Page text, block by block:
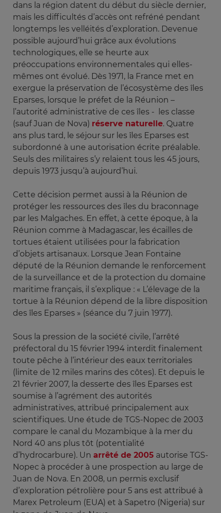
dans la région datent du début du siècle dernier,
mais les difficultés d’accès ont refréné pendant
longtemps les velléités d’exploration. Devenue
possible aujourd’hui grâce aux évolutions
technologiques, elle se heurte aux
préoccupations environnementales qui elles-
mêmes ont évolué. Dès 1971, la France met en
exergue la préservation de l’écosystème des îles
Eparses, lorsque le préfet de la Réunion –
l’autorité administrative de ces îles - les classe
(sauf Juan de Nova) réserve naturelle. Quatre
ans plus tard, le séjour sur les îles Eparses est
subordonné à une autorisation écrite préalable.
Seuls des militaires s’y relaient tous les 45 jours,
depuis 1973 jusqu’à aujourd’hui.
Cette décision permet aussi à la Réunion de
protéger les ressources des îles du braconnage
par les Malgaches. En effet, à cette époque, à la
Réunion comme à Madagascar, les écailles de
tortues étaient utilisées pour la fabrication
d’objets artisanaux. Lorsque Jean Fontaine
député de la Réunion demande le renforcement
de la surveillance et de la protection du domaine
maritime français, il s’explique : « L’élevage de la
tortue à la Réunion dépend de la libre disposition
des îles Eparses » (séance du 7 juin 1977).
Sous la pression de la société civile, l’arrêté
préfectoral du 15 février 1994 interdit finalement
toute pêche à l’intérieur des eaux territoriales
(limite de 12 miles marins des côtes). Et depuis le
21 février 2007, la desserte des îles Eparses est
soumise à l’agrément des autorités
administratives, attribué principalement aux
scientifiques. Une étude de TGS-Nopec de 2003
compare le canal du Mozambique à la mer du
Nord 40 ans plus tôt (potentialité
d’hydrocarbure). Un arrêté de 2005 autorise TGS-
Nopec à procéder à une prospection au large de
Juan de Nova. En 2008, un permis exclusif
d’exploration pétrolière pour 5 ans est attribué à
Marex Petroleum (EUA) et à Sapetro (Nigeria) sur